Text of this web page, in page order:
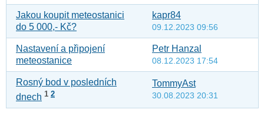
Jakou koupit meteostanici
do 5 000,- Kč?
kapr84
09.12.2023 09:56
Nastavení a připojení
meteostanice
Petr Hanzal
08.12.2023 17:54
Rosný bod v posledních
dnech 1 2
TommyAst
30.08.2023 20:31